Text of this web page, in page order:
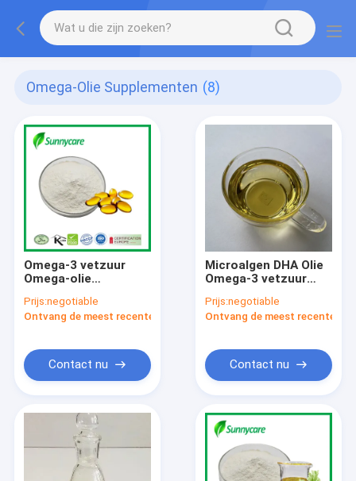
Omega-Olie Supplementen (8)
Omega-3 vetzuur
Omega-olie
6217-54-5
Microalgen DHA
Prijs:negotiable
Ontvang de meest recente Prijs
Contact nu
Microalgen DHA Olie
Omega-3 vetzuur
6217-54-5
Prijs:negotiable
Ontvang de meest recente
Contact nu